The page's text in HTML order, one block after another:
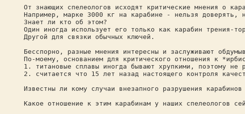
От знающих спелеологов исходят критические мнения о
Например, марке 3000 кг на карабине - нельзя доверять,
Знает ли кто об этом?
Один иногда использует его только как карабин трения-
Другой для связки обычных ключей.
Бесспорно, разные мнения интересны и заслуживают
По-моему, основанием для критического отношения к
1. титановые сплавы иногда бывают хрупкими, поэтому не
2. считается что 15 лет назад настоящего контроля
Известны ли кому случаи внезапного разрушения
Какое отношение к этим карабинам у наших спелеологов